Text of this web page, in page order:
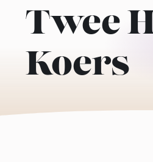
Twee
Koers